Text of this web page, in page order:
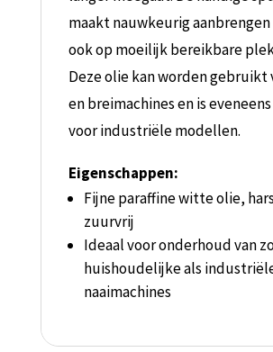
maakt nauwkeurig
ook op moeilijk bereikbare
Deze olie kan worden gebruikt
en breimachines en is
voor industriële modellen.
Eigenschappen:
Fijne paraffine witte olie,
zuurvrij
Ideaal voor onderhoud van
huishoudelijke als
naaimachines